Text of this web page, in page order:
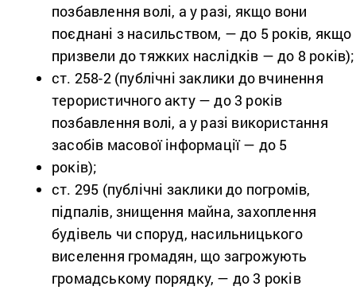
позбавлення волі, а у разі, якщо вони
поєднані з насильством, — до 5 років, якщо
призвели до тяжких наслідків — до 8 років);
ст. 258-2 (публічні заклики до вчинення
терористичного акту — до 3 років
позбавлення волі, а у разі використання
засобів масової інформації — до 5
років);
ст. 295 (публічні заклики до погромів,
підпалів, знищення майна, захоплення
будівель чи споруд, насильницького
виселення громадян, що загрожують
громадському порядку, — до 3 років